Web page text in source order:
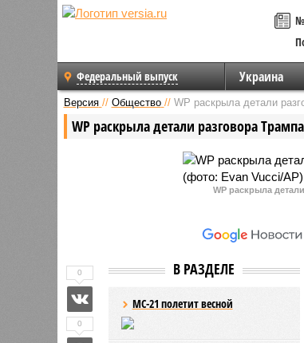
Федеральный выпуск Украина
Версия // Общество // WP раскрыла детали
WP раскрыла детали разговора
WP раскрыла
В РАЗДЕЛЕ
МС-21 полетит весной
0
0